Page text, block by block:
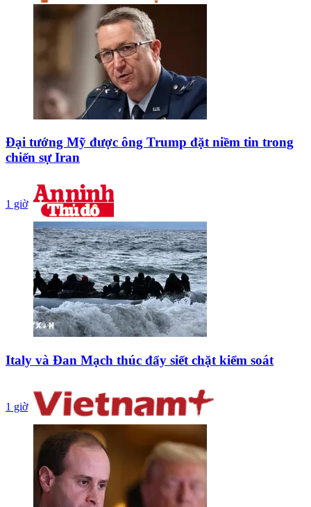
Đại tướng Mỹ được ông Trump đặt niềm tin trong
chiến sự Iran
1 giờ
Italy và Đan Mạch thúc đẩy siết chặt kiểm soát
1 giờ